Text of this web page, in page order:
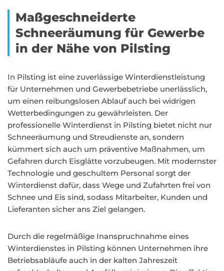
Maßgeschneiderte
Schneeräumung für Gewerbe
in der Nähe von Pilsting
In Pilsting ist eine zuverlässige Winterdienstleistung
für Unternehmen und Gewerbebetriebe unerlässlich,
um einen reibungslosen Ablauf auch bei widrigen
Wetterbedingungen zu gewährleisten. Der
professionelle Winterdienst in Pilsting bietet nicht nur
Schneeräumung und Streudienste an, sondern
kümmert sich auch um präventive Maßnahmen, um
Gefahren durch Eisglätte vorzubeugen. Mit modernster
Technologie und geschultem Personal sorgt der
Winterdienst dafür, dass Wege und Zufahrten frei von
Schnee und Eis sind, sodass Mitarbeiter, Kunden und
Lieferanten sicher ans Ziel gelangen.
Durch die regelmäßige Inanspruchnahme eines
Winterdienstes in Pilsting können Unternehmen ihre
Betriebsabläufe auch in der kalten Jahreszeit